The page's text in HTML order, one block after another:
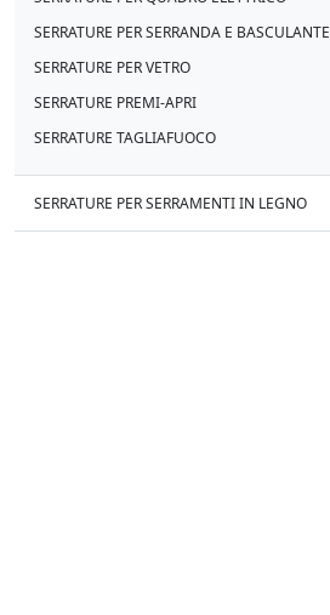
SERRATURE PER SERRANDA E BASCULANTE
SERRATURE PER VETRO
SERRATURE PREMI-APRI
SERRATURE TAGLIAFUOCO
SERRATURE PER SERRAMENTI IN LEGNO